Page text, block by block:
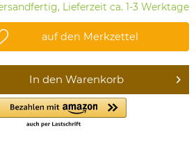
Lieferzeit ca. 1-3 Werktage
auf den Merkzettel
In den Warenkorb